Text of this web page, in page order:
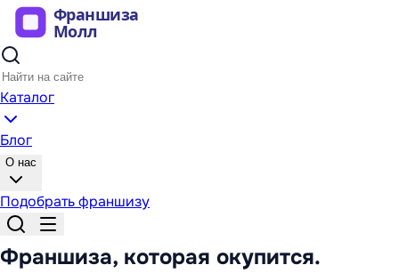
Каталог
Блог
О нас
Подобрать франшизу
Франшиза, которая окупится.